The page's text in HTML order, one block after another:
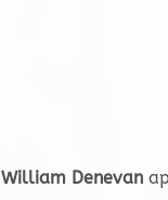
William Denevan